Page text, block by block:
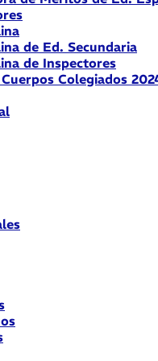
de Ed. Secundaria
de Inspectores
Colegiados